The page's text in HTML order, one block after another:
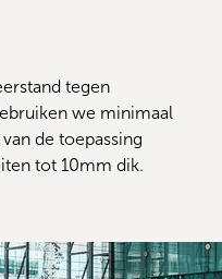
tegen
we minimaal
de toepassing
tot 10mm dik.